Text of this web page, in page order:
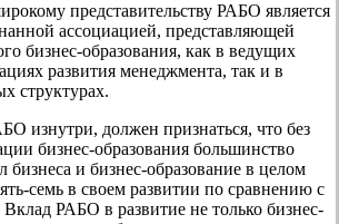
представительству РАБО является
ассоциацией, представляющей
бизнес-образования, как в ведущих
развития менеджмента, так и в
структурах.
изнутри, должен признаться, что без
бизнес-образования большинство
бизнеса и бизнес-образование в целом
семь в своем развитии по сравнению с
РАБО в развитие не только бизнес-